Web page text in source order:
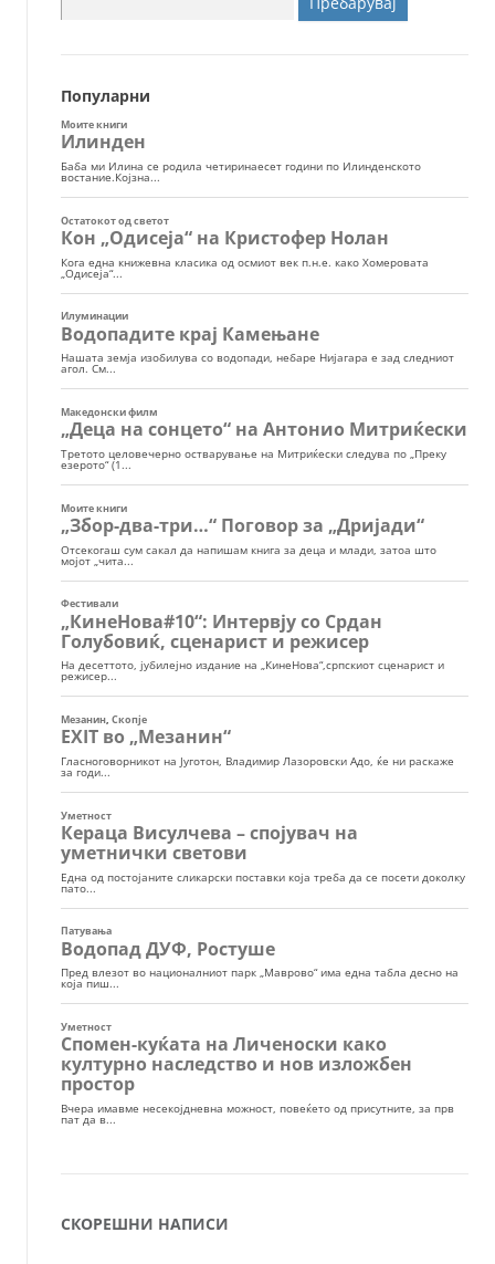
за:
Популарни
СКОРЕШНИ НАПИСИ